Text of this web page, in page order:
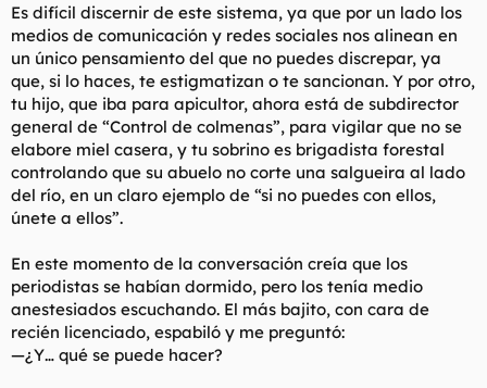
Es difícil discernir de este sistema, ya que por un lado los
medios de comunicación y redes sociales nos alinean en
un único pensamiento del que no puedes discrepar, ya
que, si lo haces, te estigmatizan o te sancionan. Y por otro,
tu hijo, que iba para apicultor, ahora está de subdirector
general de “Control de colmenas”, para vigilar que no se
elabore miel casera, y tu sobrino es brigadista forestal
controlando que su abuelo no corte una salgueira al lado
del río, en un claro ejemplo de “si no puedes con ellos,
únete a ellos”.
En este momento de la conversación creía que los
periodistas se habían dormido, pero los tenía medio
anestesiados escuchando. El más bajito, con cara de
recién licenciado, espabiló y me preguntó:
—¿Y… qué se puede hacer?